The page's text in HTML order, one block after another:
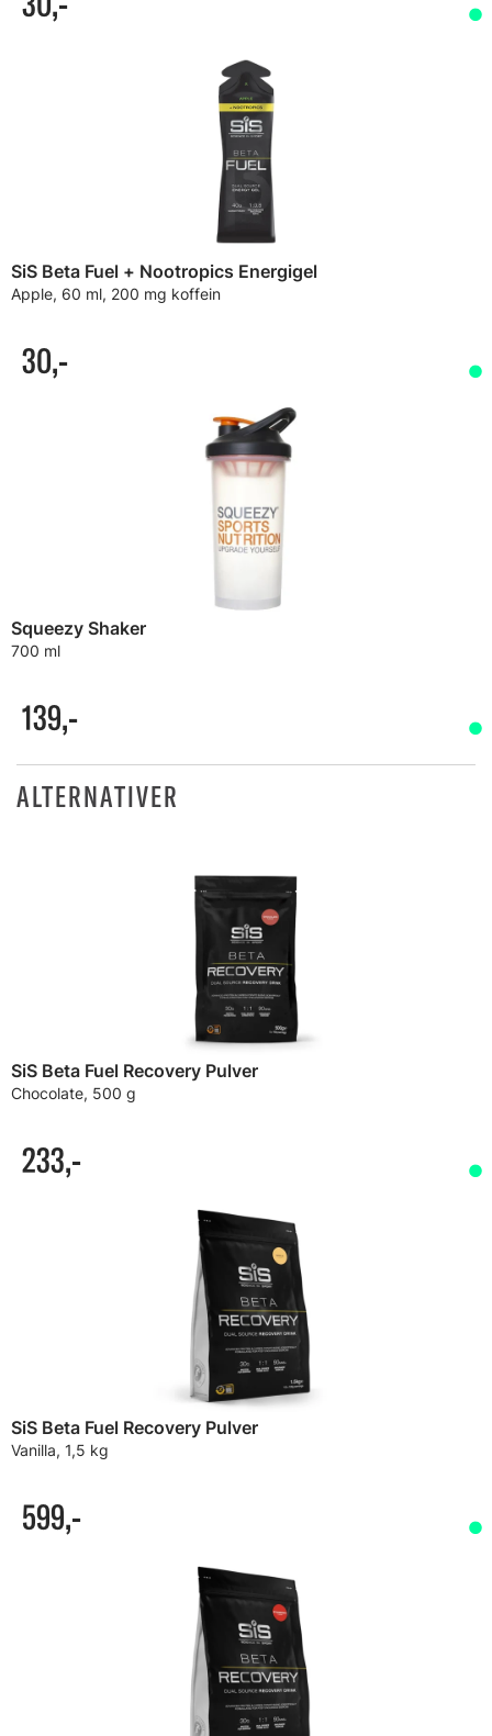
SiS Beta Fuel + Nootropics Energigel
Apple, 60 ml, 200 mg koffein
30,-
Squeezy Shaker
700 ml
139,-
ALTERNATIVER
SiS Beta Fuel Recovery Pulver
Chocolate, 500 g
233,-
SiS Beta Fuel Recovery Pulver
Vanilla, 1,5 kg
599,-